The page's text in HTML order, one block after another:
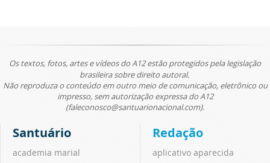
Os textos, fotos, artes e vídeos do A12 estão protegidos pela legislação
brasileira sobre direito autoral.
Não reproduza o conteúdo em outro meio de comunicação, eletrônico ou
impresso, sem autorização expressa do A12
(faleconosco@santuarionacional.com).
Santuário
academia marial
Redação
aplicativo aparecida